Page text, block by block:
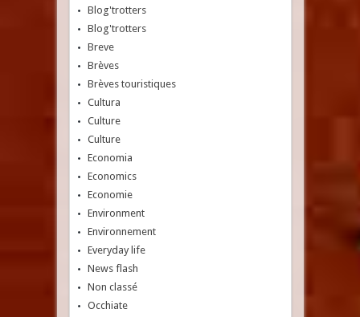
Blog'trotters
Blog'trotters
Breve
Brèves
Brèves touristiques
Cultura
Culture
Culture
Economia
Economics
Economie
Environment
Environnement
Everyday life
News flash
Non classé
Occhiate